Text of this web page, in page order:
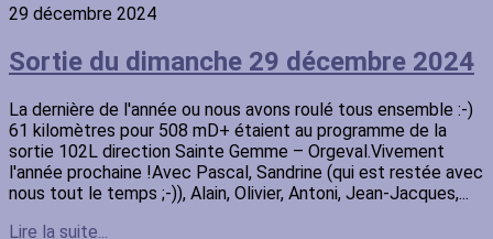
29 décembre 2024
Sortie du dimanche 29 décembre 2024
La dernière de l'année ou nous avons roulé tous ensemble :-)
61 kilomètres pour 508 mD+ étaient au programme de la
sortie 102L direction Sainte Gemme – Orgeval.Vivement
l'année prochaine !Avec Pascal, Sandrine (qui est restée avec
nous tout le temps ;-)), Alain, Olivier, Antoni, Jean-Jacques,...
Lire la suite...